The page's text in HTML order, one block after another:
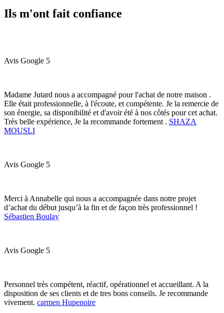
Ils m'ont fait confiance
Avis Google 5
Madame Jutard nous a accompagné pour l'achat de notre maison .
Elle était professionnelle, à l'écoute, et compétente. Je la remercie de
son énergie, sa disponibilité et d'avoir été à nos côtés pour cet achat.
Très belle expérience, Je la recommande fortement . SHAZA
MOUSLI
Avis Google 5
Merci à Annabelle qui nous a accompagnée dans notre projet
d’achat du début jusqu’à la fin et de façon très professionnel !
Sébastien Boulay
Avis Google 5
Personnel très compétent, réactif, opérationnel et accueillant. A la
disposition de ses clients et de tres bons conseils. Je recommande
vivement. carmen Hupenoire